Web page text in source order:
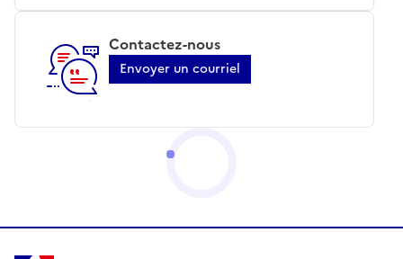
Contactez-nous
Envoyer un courriel